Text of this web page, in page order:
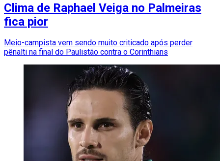
Clima de Raphael Veiga no Palmeiras
fica pior
Meio-campista vem sendo muito criticado após perder
pênalti na final do Paulistão contra o Corinthians